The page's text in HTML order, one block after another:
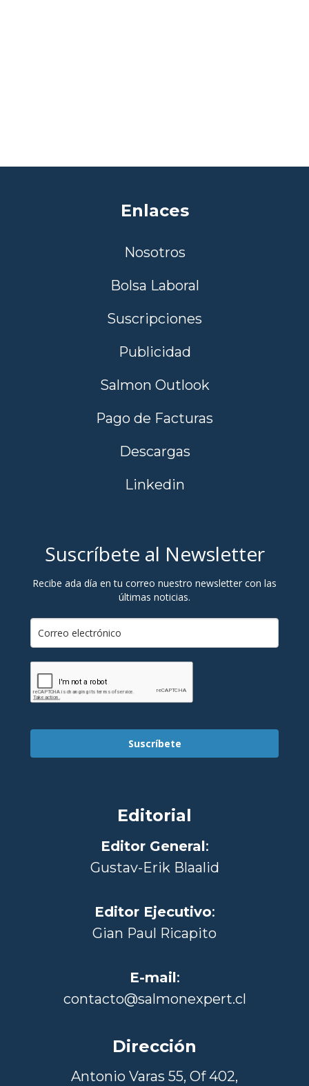
Enlaces
Nosotros
Bolsa Laboral
Suscripciones
Publicidad
Salmon Outlook
Pago de Facturas
Descargas
Linkedin
Suscríbete al Newsletter
Recibe ada día en tu correo nuestro newsletter con las
últimas noticias.
Suscríbete
Editorial
Editor General :
Gustav-Erik Blaalid
Editor Ejecutivo:
Gian Paul Ricapito
E-mail :
contacto@salmonexpert.cl
Dirección
Antonio Varas 55, Of 402,